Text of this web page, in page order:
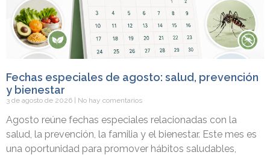
Fechas especiales de agosto: salud, prevención
y bienestar
3 de agosto de 2026 No hay comentarios
Agosto reúne fechas especiales relacionadas con la
salud, la prevención, la familia y el bienestar. Este mes es
una oportunidad para promover hábitos saludables,